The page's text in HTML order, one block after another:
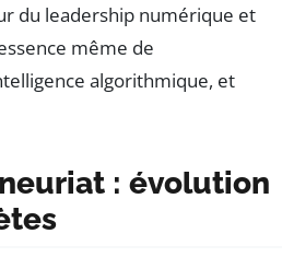
du leadership numérique et
même de
algorithmique, et
: évolution